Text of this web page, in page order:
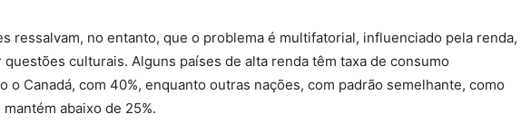
ressalvam, no entanto, que o problema é multifatorial, influenciado pela renda,
questões culturais. Alguns países de alta renda têm taxa de consumo
o Canadá, com 40%, enquanto outras nações, com padrão semelhante, como
abaixo de 25%.